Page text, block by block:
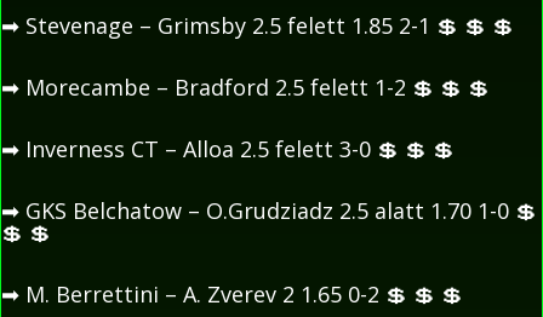
➡ Stevenage – Grimsby 2.5 felett 1.85 2-1 💲 💲 💲
➡ Morecambe – Bradford 2.5 felett 1-2 💲 💲 💲
➡ Inverness CT – Alloa 2.5 felett 3-0 💲 💲 💲
➡ GKS Belchatow – O.Grudziadz 2.5 alatt 1.70 1-0 💲
💲 💲
➡ M. Berrettini – A. Zverev 2 1.65 0-2 💲 💲 💲